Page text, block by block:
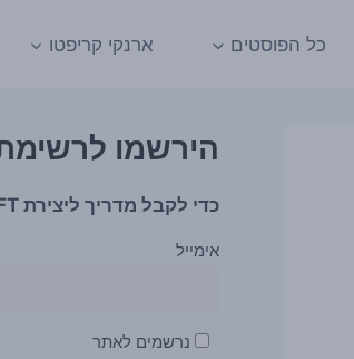
כל הפוסטים ארנקי קריפטו
הירשמו לרשימת
כדי לקבל מדריך ליצירת NFT + מתנה
אימייל
נרשמים לאתר